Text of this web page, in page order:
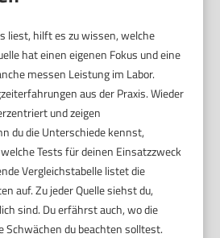
liest, hilft es zu wissen, welche
hat einen eigenen Fokus und eine
messen Leistung im Labor.
aus der Praxis. Wieder
und zeigen
du die Unterschiede kennst,
Tests für deinen Einsatzzweck
Vergleichstabelle listet die
auf. Zu jeder Quelle siehst du,
sind. Du erfährst auch, wo die
Schwächen du beachten solltest.